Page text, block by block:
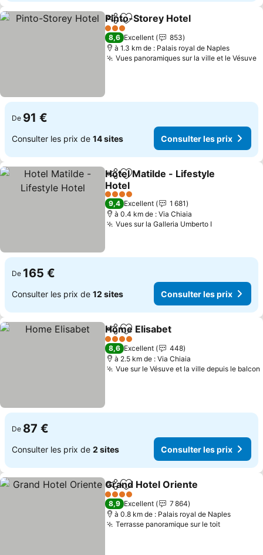
PartagerAjouter à mes favoris
Pinto-Storey Hotel
3 Étoiles
8,6 Excellent
853
à 1.3 km de : Palais royal de Naples
Vues panoramiques sur la ville et le Vésuve
De 91 €
Consulter les prix de 14 sites Consulter les prix
PartagerAjouter à mes favoris
Hotel Matilde - Lifestyle
Hotel
Consulter les prix
4 Étoiles
9,4 Excellent
1 681
à 0.4 km de : Via Chiaia
Vues sur la Galleria Umberto IConsulter
De 165 €
Consulter les prix de 12 sites Consulter les prix
PartagerAjouter à mes favoris
Home Elisabet
4 Étoiles
8,6 Excellent
448
à 2.5 km de : Via Chiaia
Vue sur le Vésuve et la ville depuis le balcon
De 87 €
Consulter les prix de 2 sites Consulter les prix
PartagerAjouter à mes favoris
Grand Hotel Oriente
4 Étoiles
8,9 Excellent
7 864
à 0.8 km de : Palais royal de Naples
Terrasse panoramique sur le toit